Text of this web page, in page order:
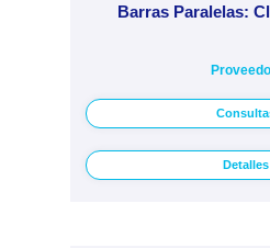
Barras Paralelas:
Detalles